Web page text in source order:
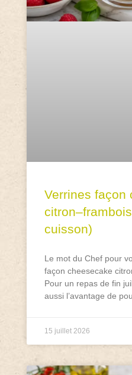
Verrines façon
cuisson)
Le mot du Chef pour
façon cheesecake
Pour un repas de fin
aussi l’avantage de
15 juillet 2026